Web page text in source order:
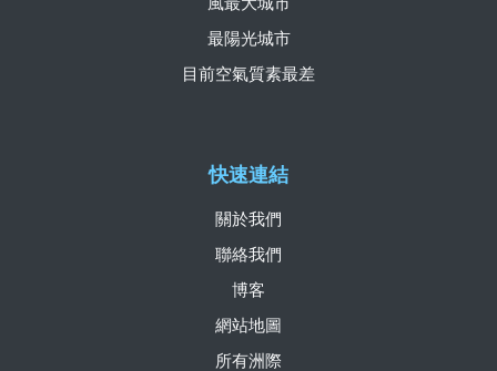
快速連結
關於我們
聯絡我們
博客
網站地圖
所有洲際
最陽光城市
目前空氣質素最差